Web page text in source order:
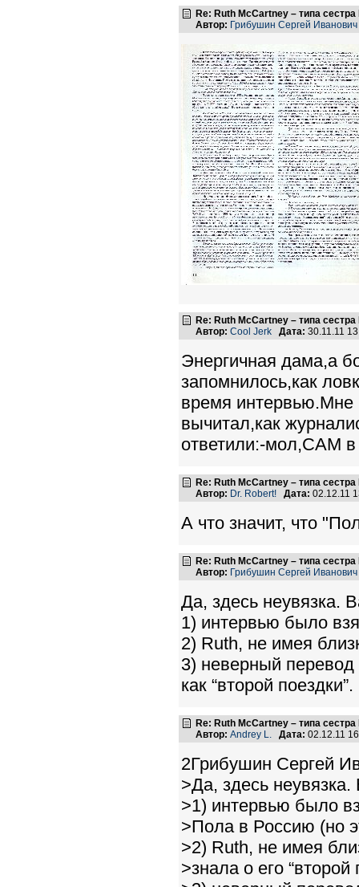
Re: Ruth McCartney – типа сестра
Автор: Грибушин Сергей Иванович
Re: Ruth McCartney – типа сестра
Автор: Cool Jerk Дата: 30.11.11
Энергичная дама,а
запомнилось,как
время интервью.Мне
вычитал,как
ответили:-мол,САМ в
Re: Ruth McCartney – типа сестра
Автор: Dr. Robert! Дата: 02.12.11
А что значит, что
Re: Ruth McCartney – типа сестра
Автор: Грибушин Сергей Иванович
Да, здесь неувязка.
1) интервью было
2) Ruth, не имея
3) неверный
как “второй поездки”.
Re: Ruth McCartney – типа сестра
Автор: Andrey L. Дата: 02.12.11
2Грибушин Сергей
>Да, здесь
>1) интервью было
>Пола в Россию (но
>2) Ruth, не имея
>знала о его “второй